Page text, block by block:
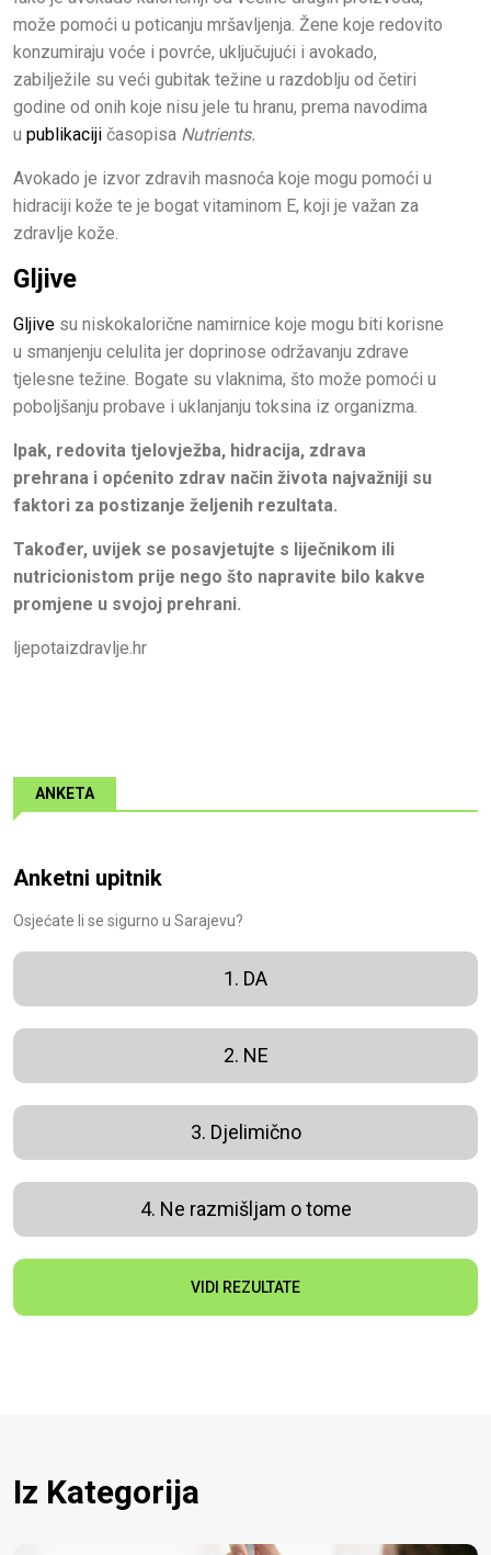
može pomoći u poticanju mršavljenja. Žene koje redovito
konzumiraju voće i povrće, uključujući i avokado,
zabilježile su veći gubitak težine u razdoblju od četiri
godine od onih koje nisu jele tu hranu, prema navodima
u publikaciji časopisa Nutrients.
Avokado je izvor zdravih masnoća koje mogu pomoći u
hidraciji kože te je bogat vitaminom E, koji je važan za
zdravlje kože.
Gljive
Gljive su niskokalorične namirnice koje mogu biti korisne
u smanjenju celulita jer doprinose održavanju zdrave
tjelesne težine. Bogate su vlaknima, što može pomoći u
poboljšanju probave i uklanjanju toksina iz organizma.
Ipak, redovita tjelovježba, hidracija, zdrava
prehrana i općenito zdrav način života najvažniji su
faktori za postizanje željenih rezultata.
Također, uvijek se posavjetujte s liječnikom ili
nutricionistom prije nego što napravite bilo kakve
promjene u svojoj prehrani.
ljepotaizdravlje.hr
ANKETA
Anketni upitnik
Osjećate li se sigurno u Sarajevu?
1. DA
2. NE
3. Djelimično
4. Ne razmišljam o tome
VIDI REZULTATE
Iz Kategorija